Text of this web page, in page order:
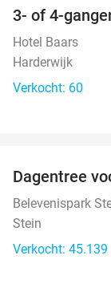
3- of 4-
Hotel Baars
Harderwijk
Verkocht: 60
Dagentree
Belevenispark
Stein
Verkocht: 45.139